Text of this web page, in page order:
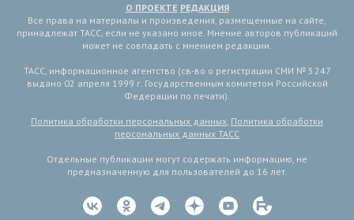
О ПРОЕКТЕ РЕДАКЦИЯ
Все права на материалы и произведения, размещенные на сайте,
принадлежат ТАСС, если не указано иное. Мнение авторов публикаций
может не совпадать с мнением редакции.
ТАСС, информационное агентство (св-во о регистрации СМИ № 3 247
выдано 02 апреля 1999 г. Государственным комитетом Российской
Федерации по печати).
Политика обработки персональных данных Политика обработки
персональных данных ТАСС
Отдельные публикации могут содержать информацию, не
предназначенную для пользователей до 16 лет.